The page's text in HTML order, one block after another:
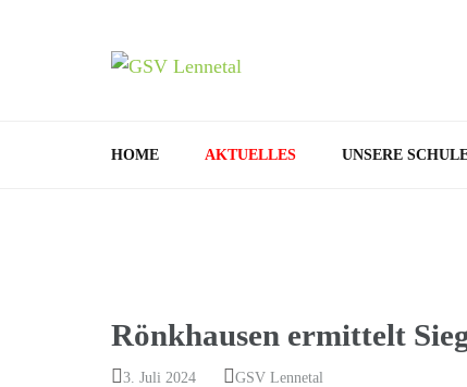
HOME AKTUELLES UNSERE
Rönkhausen ermittelt
3. Juli 2024 GSV Lennetal